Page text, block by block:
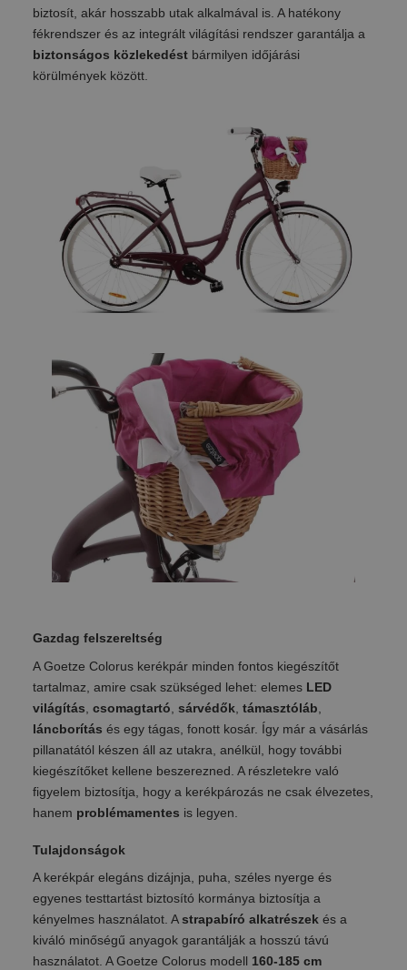
biztosít, akár hosszabb utak alkalmával is. A hatékony
fékrendszer és az integrált világítási rendszer garantálja a
biztonságos közlekedéstbármilyen időjárási
körülmények között.
Gazdag felszereltség
A Goetze Colorus kerékpár minden fontos kiegészítőt
tartalmaz, amire csak szükséged lehet: elemes LED
világítás csomagtartó sárvédők támasztóláb
láncborítás és egy tágas, fonott kosár. Így már a vásárlás
pillanatától készen áll az utakra, anélkül, hogy további
kiegészítőket kellene beszerezned. A részletekre való
figyelem biztosítja, hogy a kerékpározás ne csak élvezetes,
hanem problémamentes is legyen.
Tulajdonságok
A kerékpár elegáns dizájnja, puha, széles nyerge és
egyenes testtartást biztosító kormánya biztosítja a
kényelmes használatot. Astrapabíró alkatrészekés a
kiváló minőségű anyagok garantálják a hosszú távú
használatot. A Goetze Colorus modell 160-185 cm